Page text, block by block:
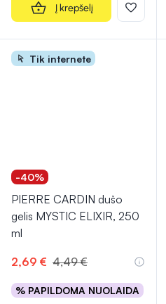
Į krepšelį
Tik internete
-40%
PIERRE CARDIN dušo
gelis MYSTIC ELIXIR, 250
ml
2,69 € 4,49 €
% PAPILDOMA NUOLAIDA